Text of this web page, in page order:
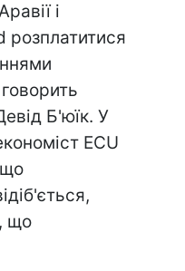
і
розплатитися
Б'юїк. У
ECU
що